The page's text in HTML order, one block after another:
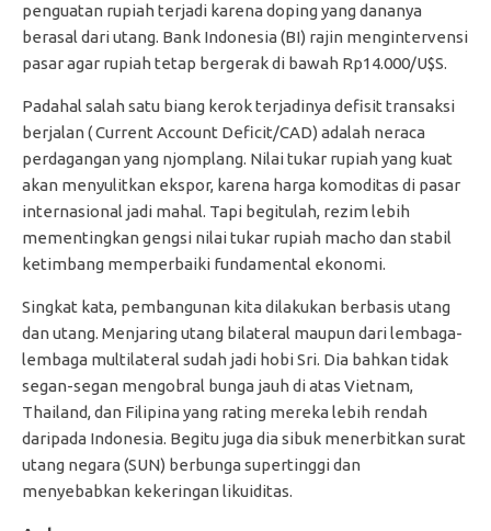
penguatan rupiah terjadi karena doping yang dananya
berasal dari utang. Bank Indonesia (BI) rajin mengintervensi
pasar agar rupiah tetap bergerak di bawah Rp14.000/U$S.
Padahal salah satu biang kerok terjadinya defisit transaksi
berjalan ( Current Account Deficit/CAD) adalah neraca
perdagangan yang njomplang­. Nilai tukar rupiah yang kuat
akan menyulitkan ekspor, karena harga komoditas di pasar
internasional jadi mahal. Tapi begitulah, rezim lebih
mementingkan gengsi nilai tukar rupiah macho dan stabil
ketimbang memperbaiki fundamental ekonomi.
Singkat kata, pembangunan kita dilakukan berbasis utang
dan utang. Menjaring utang bilateral maupun dari lembaga-
lembaga multilateral sudah jadi hobi Sri. Dia bahkan tidak
segan-segan mengobral bunga jauh di atas Vietnam,
Thailand, dan Filipina yang rating mereka lebih rendah
daripada Indonesia. Begitu juga dia sibuk menerbitkan surat
utang negara (SUN) berbunga supertinggi dan
menyebabkan kekeringan likuiditas.